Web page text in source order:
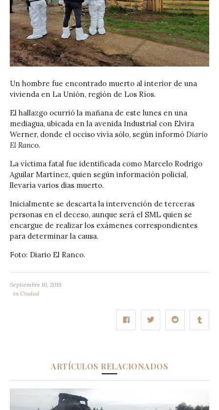
Un hombre fue encontrado muerto al interior de una
vivienda en La Unión, región de Los Ríos.
El hallazgo ocurrió la mañana de este lunes en una
mediagua, ubicada en la avenida Industrial con Elvira
Werner, donde el occiso vivía sólo, según informó Diario
El Ranco.
La víctima fatal fue identificada como Marcelo Rodrigo
Aguilar Martínez, quien según información policial,
llevaría varios dias muerto.
Inicialmente se descarta la intervención de terceras
personas en el deceso, aunque será el SML quien se
encargue de realizar los exámenes correspondientes
para determinar la causa.
Foto: Diario El Ranco.
Septiembre 10, 2019
in Ciudad
ARTÍCULOS RELACIONADOS